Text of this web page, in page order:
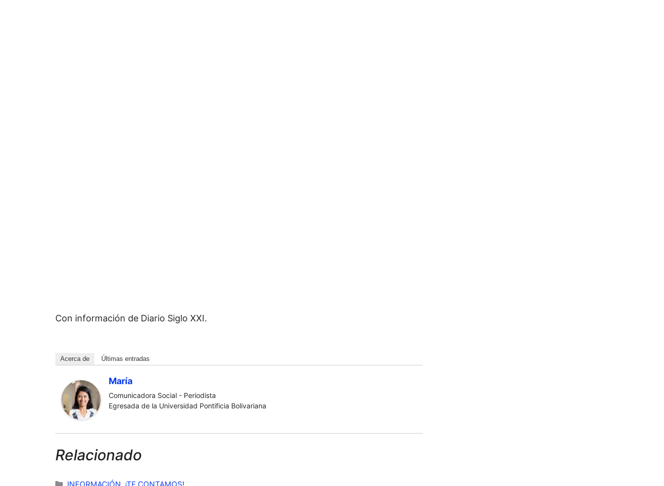
Con información de Diario Siglo XXI.
Acerca de Últimas entradas
María
Comunicadora Social - Periodista
Egresada de la Universidad Pontificia Bolivariana
Relacionado
Categorías
INFORMACIÓN ¡TE CONTAMOS!